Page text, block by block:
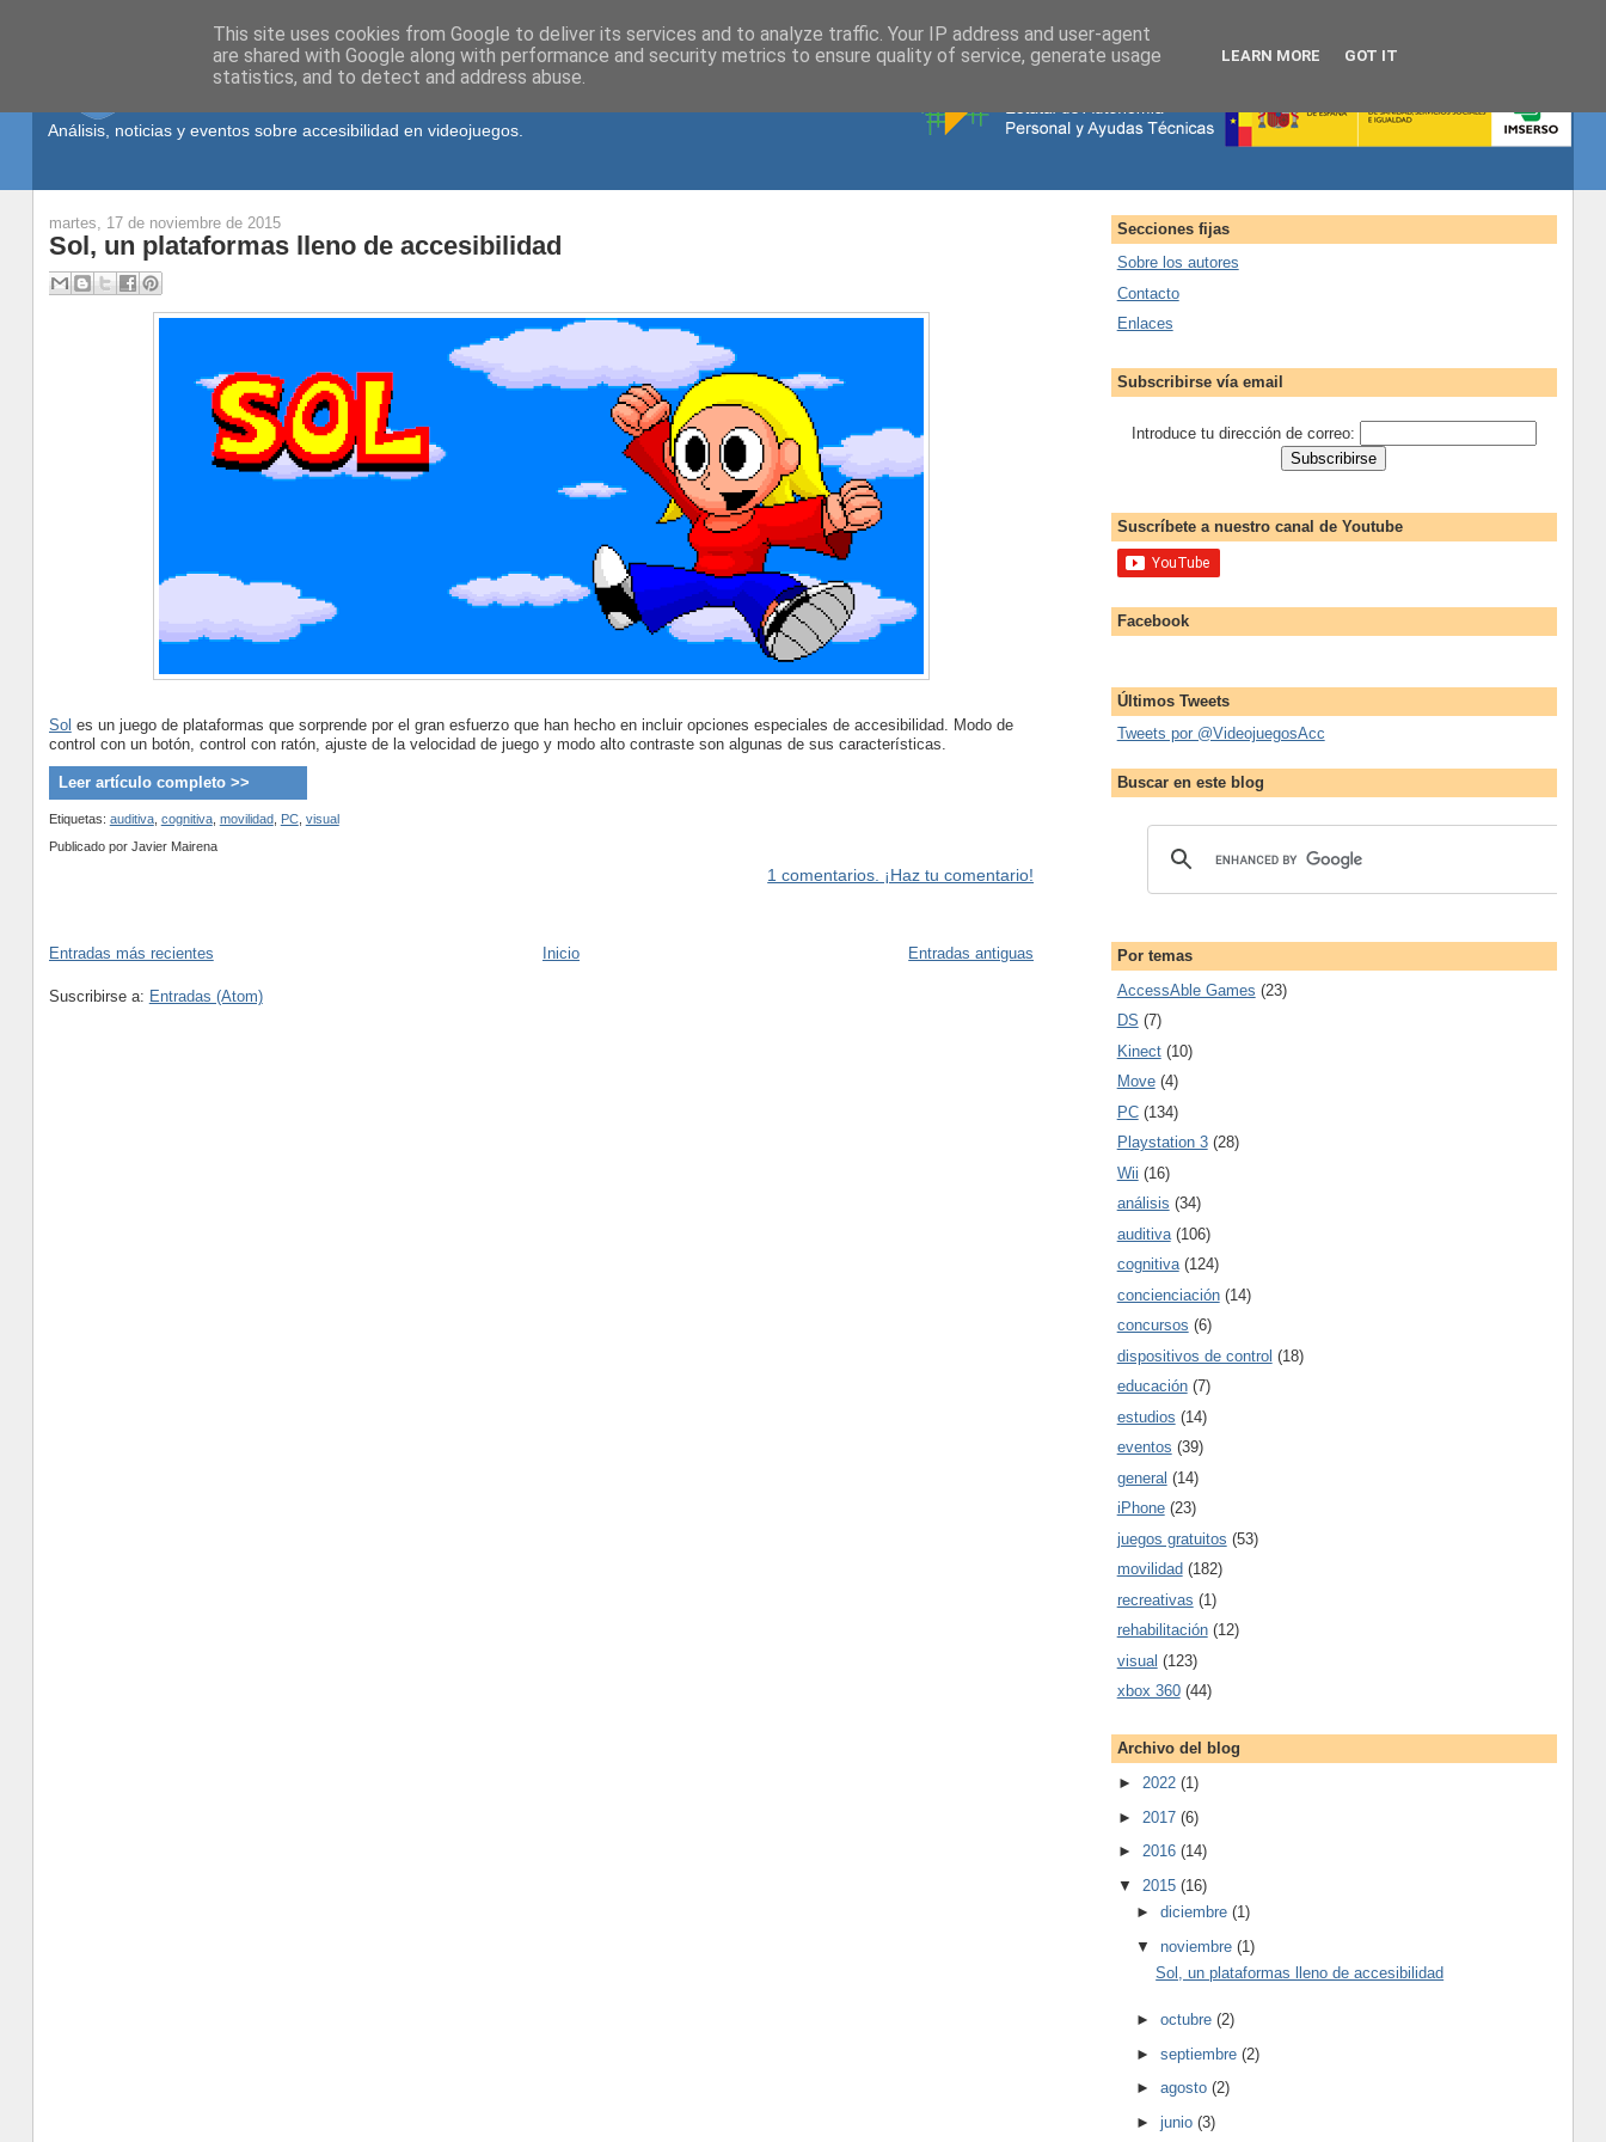
Análisis, noticias y eventos sobre accesibilidad en videojuegos.
martes, 17 de noviembre de 2015
Sol, un plataformas lleno de accesibilidad
Sol es un juego de plataformas que sorprende por el gran esfuerzo que han hecho en incluir opciones especiales de accesibilidad. Modo de
control con un botón, control con ratón, ajuste de la velocidad de juego y modo alto contraste son algunas de sus características.
Leer artículo completo >>
Etiquetas: auditiva, cognitiva, movilidad PC, visual
Publicado por Javier Mairena
1 comentarios. ¡Haz tu comentario!
Entradas más recientes Entradas antiguas
Inicio
Suscribirse a: Entradas (Atom)
Secciones fijas
Sobre los autores
Contacto
Enlaces
Subscribirse vía email
Introduce tu dirección de correo:
Suscríbete a nuestro canal de Youtube
Facebook
Últimos Tweets
Tweets por @VideojuegosAcc
Buscar en este blog
Por temas
AccessAble Games (23)
DS (7)
Kinect (10)
Move (4)
PC (134)
Playstation 3 (28)
Wii (16)
análisis (34)
auditiva (106)
cognitiva (124)
concienciación (14)
concursos (6)
dispositivos de control (18)
educación (7)
estudios (14)
eventos (39)
general (14)
iPhone (23)
juegos gratuitos (53)
movilidad (182)
recreativas (1)
rehabilitación (12)
visual (123)
xbox 360 (44)
Archivo del blog
► 2022 (1)
► 2017 (6)
► 2016 (14)
▼ 2015 (16)
►diciembre(1)
▼noviembre(1)
Sol, un plataformas lleno de accesibilidad
►octubre(2)
►septiembre(2)
►agosto(2)
►junio(3)
This site uses cookies from Google to deliver its services and to analyze traffic. Your IP address and user-agent
are shared with Google along with performance and security metrics to ensure quality of service, generate usage
statistics, and to detect and address abuse.
LEARN MORE GOT IT